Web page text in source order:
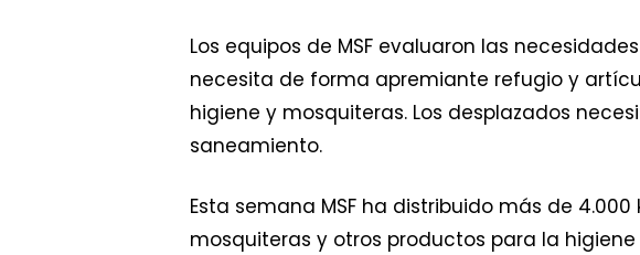
Los equipos de MSF evaluaron las
necesita de forma apremiante refugio y
higiene y mosquiteras. Los desplazados
saneamiento.
Esta semana MSF ha distribuido más de
mosquiteras y otros productos para la